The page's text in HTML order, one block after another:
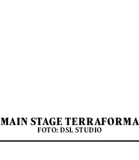
MAIN STAGE TERRAFORMA
FOTO: DSL STUDIO